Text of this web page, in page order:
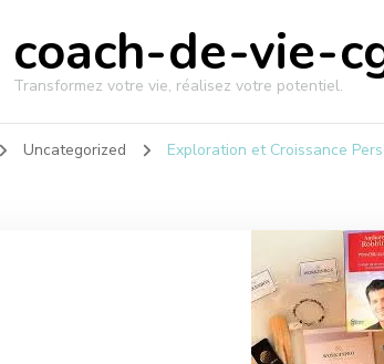
coach-de-vie-
Transformez votre vie, réalisez votre potentiel.
Uncategorized Exploration et Croissance